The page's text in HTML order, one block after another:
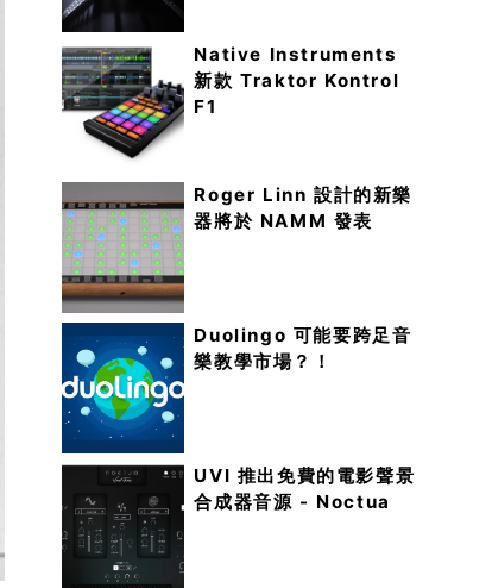
Native Instruments
新款 Traktor Kontrol
F1
Roger Linn 設計的新樂
器將於 NAMM 發表
Duolingo 可能要跨足音
樂教學市場？！
UVI 推出免費的電影聲景
合成器音源 - Noctua